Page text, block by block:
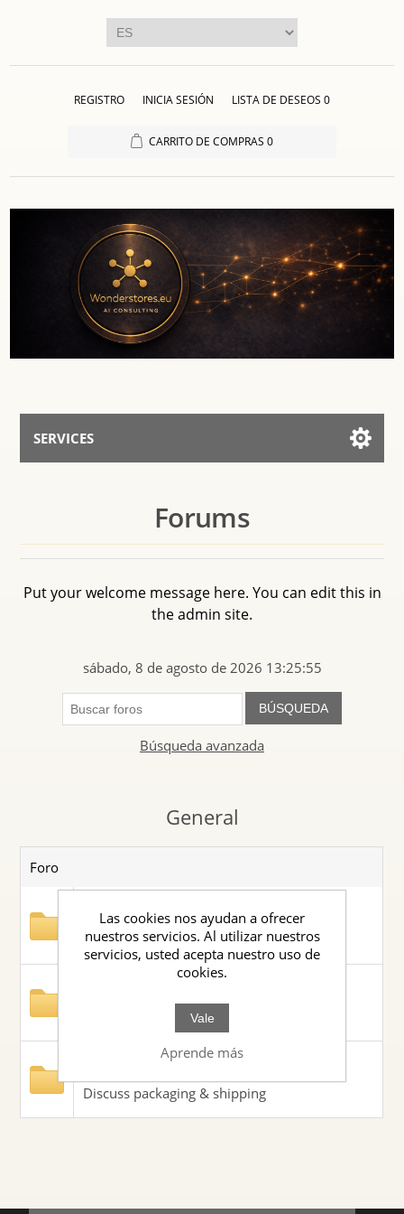
REGISTRO INICIA SESIÓN LISTA DE DESEOS 0
CARRITO DE COMPRAS 0
SERVICES
Forums
Put your welcome message here. You can edit this in
the admin site.
sábado, 8 de agosto de 2026 13:25:55
BÚSQUEDA
Búsqueda avanzada
General
Foro
New Products
Discuss new products and industry trends
Discuss the mobile phone market
Packaging & Shipping
Discuss packaging & shipping
Las cookies nos ayudan a ofrecer
nuestros servicios. Al utilizar nuestros
servicios, usted acepta nuestro uso de
cookies.
Vale
Aprende más